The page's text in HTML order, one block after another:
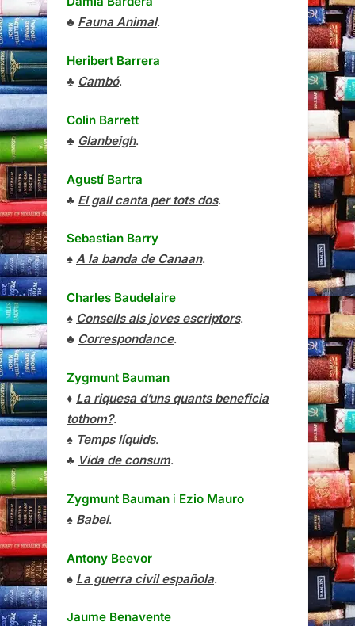
♣ Fauna Animal.
Heribert Barrera
♣ Cambó.
Colin Barrett
♣ Glanbeigh.
Agustí Bartra
♣ El gall canta per tots dos.
Sebastian Barry
♠ A la banda de Canaan.
Charles Baudelaire
♠ Consells als joves escriptors.
♣ Correspondance.
Zygmunt Bauman
♦ La riquesa d’uns quants beneficia
tothom?.
♠ Temps líquids.
♣ Vida de consum.
Zygmunt Bauman i Ezio Mauro
♠ Babel.
Antony Beevor
♠ La guerra civil española.
Jaume Benavente